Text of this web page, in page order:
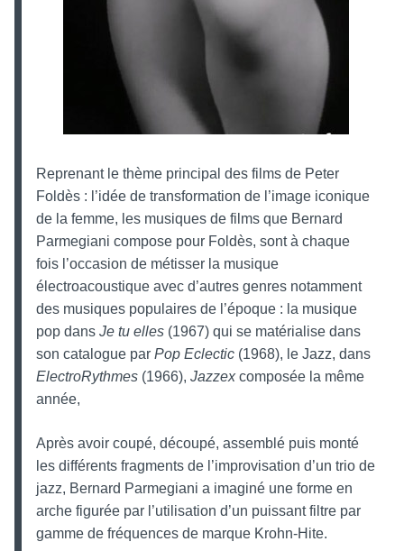
Reprenant le thème principal des films de Peter
Foldès : l’idée de transformation de l’image iconique
de la femme, les musiques de films que Bernard
Parmegiani compose pour Foldès, sont à chaque
fois l’occasion de métisser la musique
électroacoustique avec d’autres genres notamment
des musiques populaires de l’époque : la musique
pop dans Je tu elles (1967) qui se matérialise dans
son catalogue par Pop Eclectic (1968), le Jazz, dans
ElectroRythmes (1966), Jazzexcomposée la même
année,
Après avoir coupé, découpé, assemblé puis monté
les différents fragments de l’improvisation d’un trio de
jazz, Bernard Parmegiani a imaginé une forme en
arche figurée par l’utilisation d’un puissant filtre par
gamme de fréquences de marque Krohn-Hite.